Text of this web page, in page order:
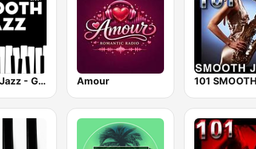
Smooth Jazz - Groov Amour